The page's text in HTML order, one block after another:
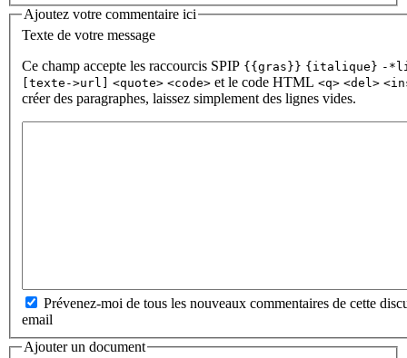
Ajoutez votre commentaire ici
Texte de votre message
Ce champ accepte les raccourcis SPIP {{gras}} {italique} -
[texte->url]
<quote> <code> et le code HTML <q> <del>
créer des paragraphes, laissez simplement des lignes vides.
Prévenez-moi de tous les nouveaux commentaires de cette
email
Ajouter un document